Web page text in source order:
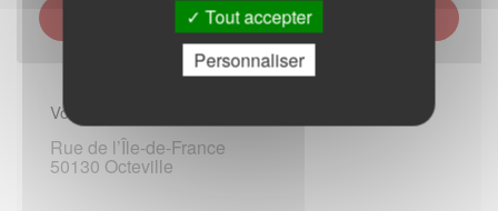
CAISSE D ALLOCATIONS FAMILIALES (CAF) DE LA
MANCHE - ACCUEIL D OCTEVILLE
Vous rendre sur place :
Rue de l’Île-de-France
50130 Octeville
Tout accepter
Personnaliser